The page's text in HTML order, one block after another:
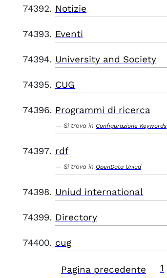
Notizie
Eventi
University and Society
CUG
Programmi di ricerca
Si trova in Configurazione Keywords
rdf
Si trova in OpenData Uniud
Uniud international
Directory
cug
Pagina precedente 1